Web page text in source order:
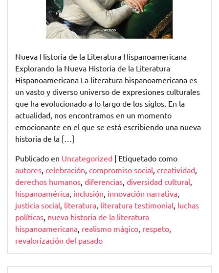
Nueva Historia de la Literatura Hispanoamericana
Explorando la Nueva Historia de la Literatura
Hispanoamericana La literatura hispanoamericana es
un vasto y diverso universo de expresiones culturales
que ha evolucionado a lo largo de los siglos. En la
actualidad, nos encontramos en un momento
emocionante en el que se está escribiendo una nueva
historia de la […]
Publicado en Uncategorized | Etiquetado como
autores, celebración, compromiso social, creatividad,
derechos humanos, diferencias, diversidad cultural,
hispanoamérica, inclusión, innovación narrativa,
justicia social, literatura, literatura testimonial, luchas
políticas, nueva historia de la literatura
hispanoamericana, realismo mágico, respeto,
revalorización del pasado